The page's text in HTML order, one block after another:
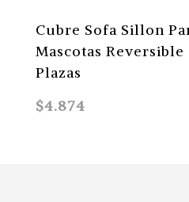
Cubre Sofa Sillon
Mascotas Reversible
Plazas
$4.874